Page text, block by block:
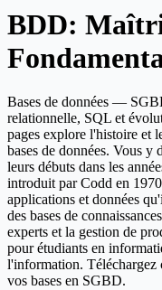
BDD:
Bases de données —
relationnelle, SQL et
pages explore l'histoire et
bases de données. Vous
leurs débuts dans les
introduit par Codd en
applications et données
des bases de
experts et la gestion de
pour étudiants en
l'information. Téléchargez
vos bases en SGBD.